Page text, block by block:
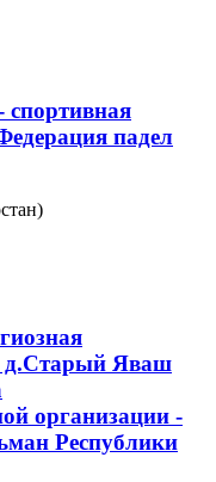
спортивная
падел
д.Старый Яваш
организации -
Республики